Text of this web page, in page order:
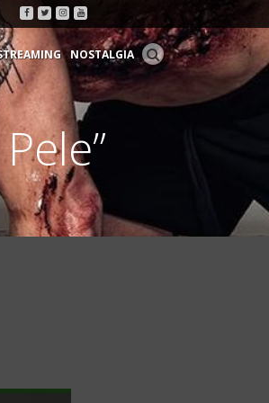
Facebook
Twitter
Instagram
Youtube
NOSTALGIA